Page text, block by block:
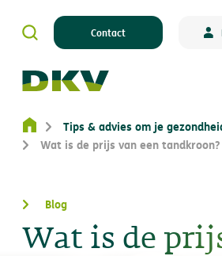
Contact
Blog
Wat is de
Tips & advies om je
Wat is de prijs van een tandkroon?